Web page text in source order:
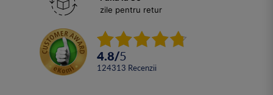
zile pentru retur
4.8/5
124313 Recenzii